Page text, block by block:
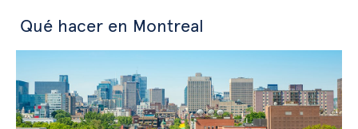
Qué hacer en Montreal